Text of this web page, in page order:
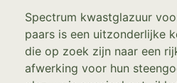
Spectrum kwastglazuur
paars is een uitzonderlijke
die op zoek zijn naar een
afwerking voor hun